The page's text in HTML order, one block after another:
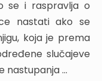
PODRUČJA
se i raspravlja o
nastati ako se
koja je prema
slučajeve
nastupanja ...